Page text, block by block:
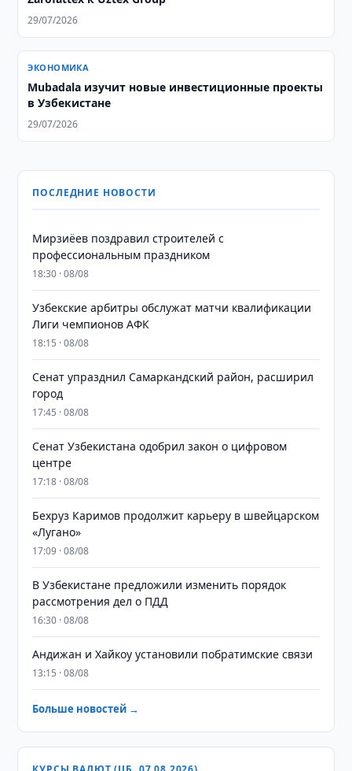
29/07/2026
ЭКОНОМИКА
Mubadala изучит новые инвестиционные проекты
в Узбекистане
29/07/2026
ПОСЛЕДНИЕ НОВОСТИ
Мирзиёев поздравил строителей с
профессиональным праздником
18:30 · 08/08
Узбекские арбитры обслужат матчи квалификации
Лиги чемпионов АФК
18:15 · 08/08
Сенат упразднил Самаркандский район, расширил
город
17:45 · 08/08
Сенат Узбекистана одобрил закон о цифровом
центре
17:18 · 08/08
Бехруз Каримов продолжит карьеру в швейцарском
«Лугано»
17:09 · 08/08
В Узбекистане предложили изменить порядок
рассмотрения дел о ПДД
16:30 · 08/08
Андижан и Хайкоу установили побратимские связи
13:15 · 08/08
Больше новостей →